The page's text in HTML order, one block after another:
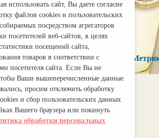
|
mirprognoz@mail.ru
использовать сайт, Вы даете согласие
файлов cookies и пользовательских
посредством агрегаторов
посетителей веб-сайтов, в целях
посещений сайта,
товаров в соответствии с
посетителя сайта. Если Вы не
Ваши вышеперечисленные данные
просим отключить обработку
и сбор пользовательских данных
Вашего браузера или покинуть
обработки персональных